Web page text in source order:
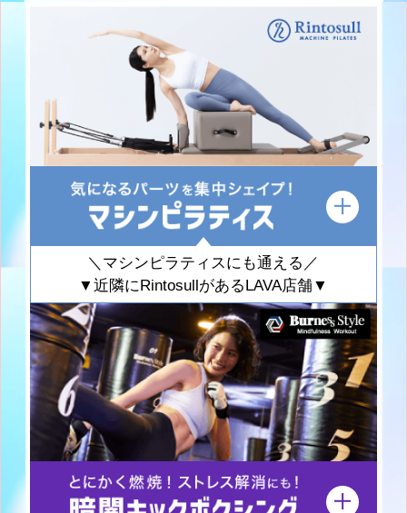
＼マシンピラティスにも通える／
▼近隣にRintosullがあるLAVA店舗▼